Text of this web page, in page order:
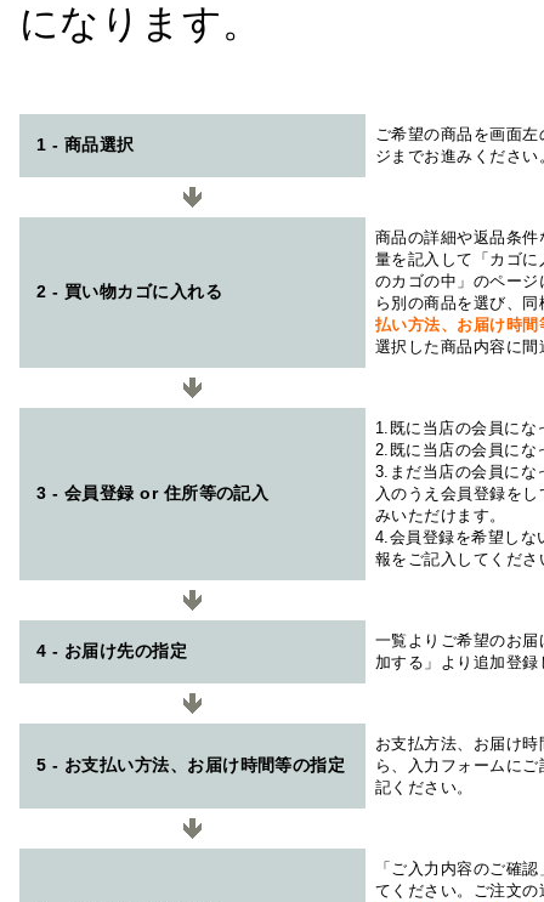
になります。
1 - 商品選択
ご希望の商品を画面
ジまでお進みください
2 - 買い物カゴに入れる
商品の詳細や返品条
量を記入して「カゴ
のカゴの中」のペー
ら別の商品を選び、
払い方法、お届け時
選択した商品内容に
3 - 会員登録 or 住所等の記入
1.既に当店の会員にな
2.既に当店の会員にな
3.まだ当店の会員にな
入のうえ会員登録を
みいただけます。
4.会員登録を希望しな
報をご記入してくださ
4 - お届け先の指定
一覧よりご希望のお
加する」より追加登
5 - お支払い方法、お届け時間等の指定
お支払方法、お届け
ら、入力フォームに
記ください。
「ご入力内容のご確
てください。ご注文